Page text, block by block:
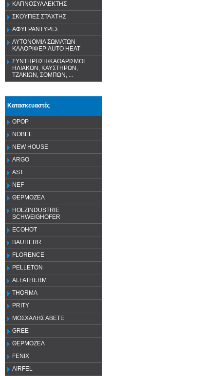
ΚΑΠΝΟΣΥΛΛΕΚΤΗΣ
ΣΚΟΥΠΕΣ ΣΤΑΧΤΗΣ
ΑΦΥΓΡΑΝΤΥΡΕΣ
ΑΥΤΟΝΟΜΙΑ ΣΩΜΑΤΩΝ
ΚΑΛΟΡΙΦΕΡ AUTO HEAT
ΣΥΝΤΗΡΗΣΗ/ΚΑΘΑΡΙΣΜΟΙ
ΗΛΙΑΚΩΝ, ΚΑΥΣΤΗΡΩΝ,
ΤΖΑΚΙΩΝ, ΣΟΜΠΩΝ, ...
Κατασκευαστές
OPOP
NOBEL
NEW HOUSE
ARGO
AST
NEF
ΘΕΡΜΟΖΕΛ
HOLZINDUSTRIE
SCHWEIGHOFER
ECOHOT
BAUHERR
FLORENCE
PELLETON
ALFATHERM
THORMA
PRITY
ΜΟΣΧΑΛΗΣ ΑΒΕΤΕ
GREE
ΘΕΡΜΟΖΕΛ
FENIX
AIRFEL